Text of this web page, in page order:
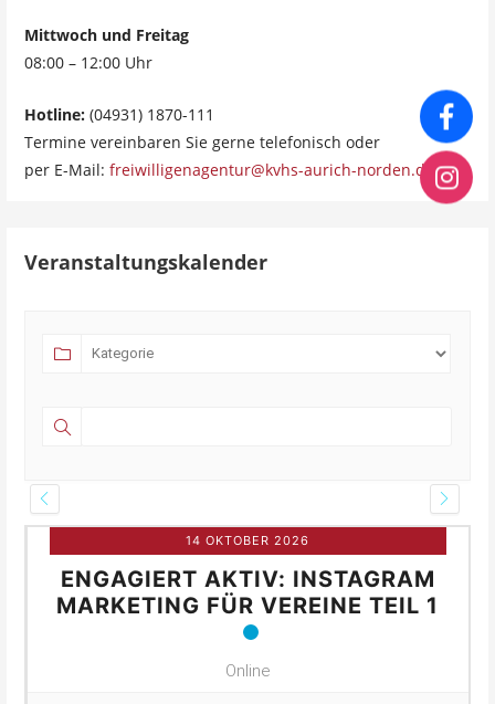
Mittwoch und Freitag
08:00 – 12:00 Uhr
Hotline: (04931) 1870-111
Termine vereinbaren Sie gerne telefonisch oder
per E-Mail:freiwilligenagentur@kvhs-aurich-norden.de
Veranstaltungskalender
14 OKTOBER 2026
ENGAGIERT AKTIV: INSTAGRAM
MARKETING FÜR VEREINE TEIL 1
Online